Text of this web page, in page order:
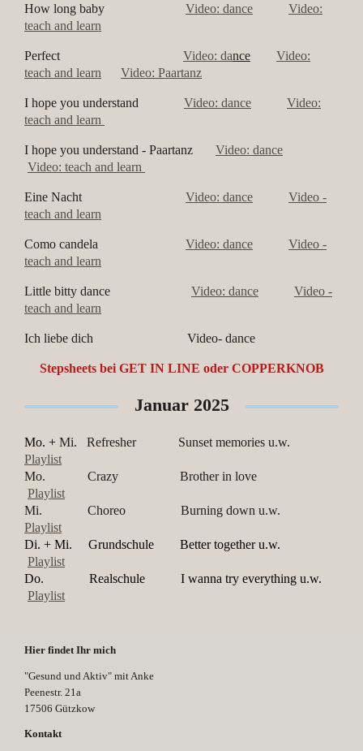
How long baby Video: dance
Video:
teach and learn
Perfect Video: dance
Video:
teach and learn
Video: Paartanz
I hope you understand Video: dance
Video:
teach and learn
I hope you understand - Paartanz Video: dance
Video: teach and learn
Eine Nacht Video: dance
Video -
teach and learn
Como candela Video: dance
Video -
teach and learn
Little bitty dance Video: dance
Video -
teach and learn
Ich liebe dich Video- dance
Stepsheets bei GET IN LINE oder COPPERKNOB
Januar 2025
Mo. + Mi. Refresher Sunset memories u.w.
Playlist
Mo. Crazy Brother in love
Playlist
Mi. Choreo Burning down u.w.
Playlist
Di. + Mi. Grundschule Better together u.w.
Playlist
Do. Realschule I wanna try everything u.w.
Playlist
Hier findet Ihr mich
"Gesund und Aktiv" mit Anke
Peenestr. 21a
17506 Gützkow
Kontakt